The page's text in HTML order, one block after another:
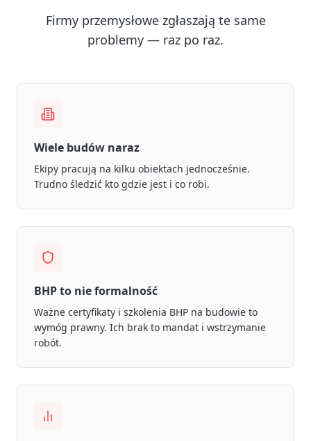
Firmy przemysłowe zgłaszają te same
problemy — raz po raz.
Wiele budów naraz
Ekipy pracują na kilku obiektach jednocześnie.
Trudno śledzić kto gdzie jest i co robi.
BHP to nie formalność
Ważne certyfikaty i szkolenia BHP na budowie to
wymóg prawny. Ich brak to mandat i wstrzymanie
robót.